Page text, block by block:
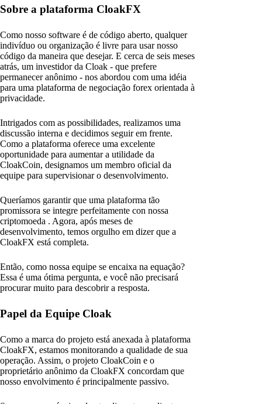
Sobre a plataforma CloakFX
Como nosso software é de código aberto, qualquer
indivíduo ou organização é livre para usar nosso
código da maneira que desejar. E cerca de seis meses
atrás, um investidor da Cloak - que prefere
permanecer anônimo - nos abordou com uma idéia
para uma plataforma de negociação forex orientada à
privacidade.
Intrigados com as possibilidades, realizamos uma
discussão interna e decidimos seguir em frente.
Como a plataforma oferece uma excelente
oportunidade para aumentar a utilidade da
CloakCoin, designamos um membro oficial da
equipe para supervisionar o desenvolvimento.
Queríamos garantir que uma plataforma tão
promissora se integre perfeitamente con nossa
criptomoeda . Agora, após meses de
desenvolvimento, temos orgulho em dizer que a
CloakFX está completa.
Então, como nossa equipe se encaixa na equação?
Essa é uma ótima pergunta, e você não precisará
procurar muito para descobrir a resposta.
Papel da Equipe Cloak
Como a marca do projeto está anexada à plataforma
CloakFX, estamos monitorando a qualidade de sua
operação. Assim, o projeto CloakCoin e o
proprietário anônimo da CloakFX concordam que
nosso envolvimento é principalmente passivo.